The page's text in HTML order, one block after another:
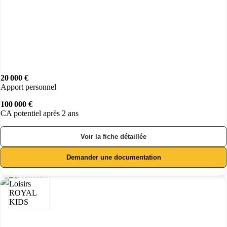
20 000 €
Apport personnel
100 000 €
CA potentiel après 2 ans
Voir la fiche détaillée
Demander une documentation